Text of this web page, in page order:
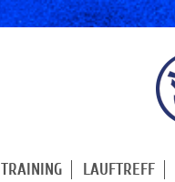
TRAINING LAUFTREFF